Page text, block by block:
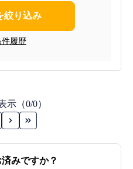
絞り込み
履歴
示（0/0）
みですか？